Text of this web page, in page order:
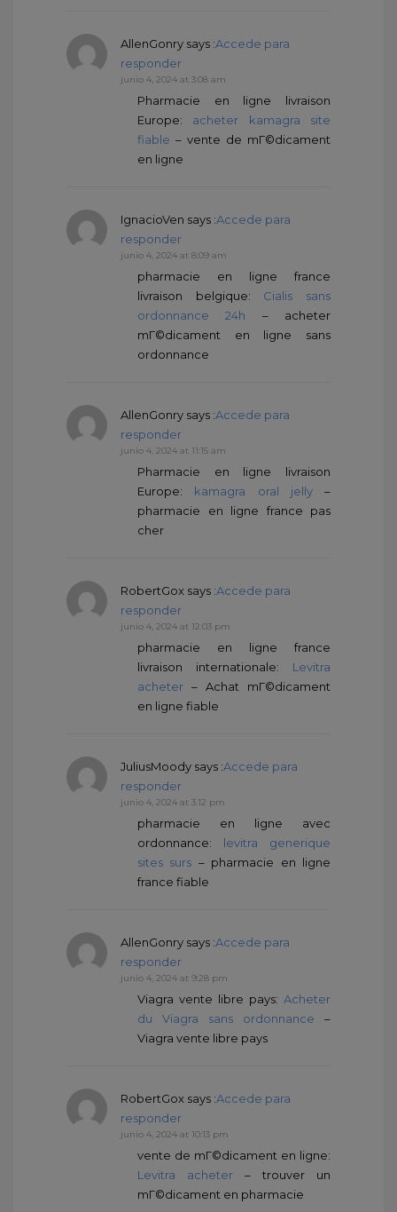
AllenGonry says :Accede para
responder
junio 4, 2024 at 3:08 am
Pharmacie en ligne livraison
Europe: acheter kamagra site
fiable – vente de mГ©dicament
en ligne
IgnacioVen says :Accede para
responder
junio 4, 2024 at 8:09 am
pharmacie en ligne france
livraison belgique: Cialis sans
ordonnance 24h – acheter
mГ©dicament en ligne sans
ordonnance
AllenGonry says :Accede para
responder
junio 4, 2024 at 11:15 am
Pharmacie en ligne livraison
Europe: kamagra oral jelly–
pharmacie en ligne france pas
cher
RobertGox says :Accede para
responder
junio 4, 2024 at 12:03 pm
pharmacie en ligne france
livraison internationale: Levitra
acheter – Achat mГ©dicament
en ligne fiable
JuliusMoody says :Accede para
responder
junio 4, 2024 at 3:12 pm
pharmacie en ligne avec
ordonnance: levitra generique
sites surs – pharmacie en ligne
france fiable
AllenGonry says :Accede para
responder
junio 4, 2024 at 9:28 pm
Viagra vente libre pays: Acheter
du Viagra sans ordonnance –
Viagra vente libre pays
RobertGox says :Accede para
responder
junio 4, 2024 at 10:13 pm
vente de mГ©dicament en ligne:
Levitra acheter – trouver un
mГ©dicament en pharmacie